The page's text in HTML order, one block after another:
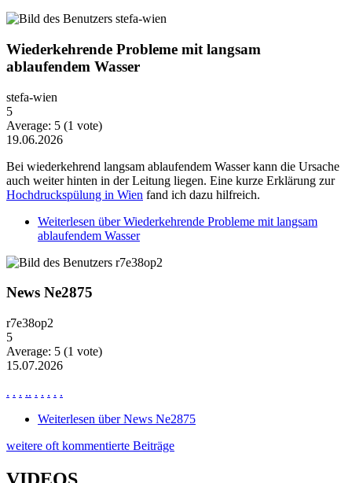
Wiederkehrende Probleme mit langsam
ablaufendem Wasser
stefa-wien
5
Average: 5 (1 vote)
19.06.2026
Bei wiederkehrend langsam ablaufendem Wasser kann die Ursache
auch weiter hinten in der Leitung liegen. Eine kurze Erklärung zur
Hochdruckspülung in Wien fand ich dazu hilfreich.
Weiterlesen über Wiederkehrende Probleme mit langsam
ablaufendem Wasser
News Ne2875
r7e38op2
5
Average: 5 (1 vote)
15.07.2026
. . . .. . . . . .
Weiterlesen über News Ne2875
weitere oft kommentierte Beiträge